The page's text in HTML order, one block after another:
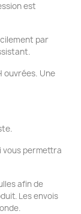
est
par
ouvrées. Une
vous permettra
afin de
Les envois